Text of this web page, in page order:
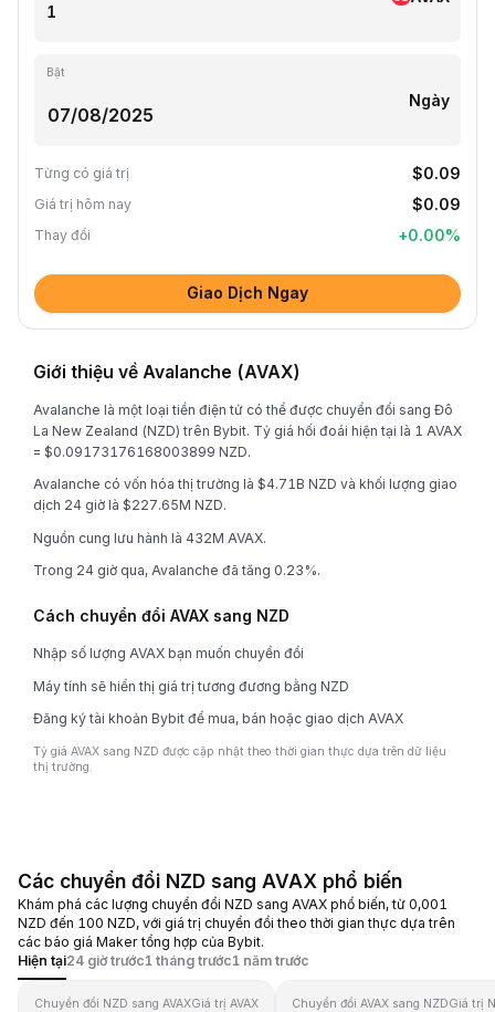
Bật
Ngày
Từng có giá trị $0.09
Giá trị hôm nay $0.09
Thay đổi +0.00%
Giao Dịch Ngay
Giới thiệu về Avalanche (AVAX)
Avalanche là một loại tiền điện tử có thể được chuyển đổi sang Đô
La New Zealand (NZD) trên Bybit. Tỷ giá hối đoái hiện tại là 1 AVAX
= $0.09173176168003899 NZD.
Avalanche có vốn hóa thị trường là $4.71B NZD và khối lượng giao
dịch 24 giờ là $227.65M NZD.
Nguồn cung lưu hành là 432M AVAX.
Trong 24 giờ qua, Avalanche đã tăng 0.23%.
Cách chuyển đổi AVAX sang NZD
Nhập số lượng AVAX bạn muốn chuyển đổi
Máy tính sẽ hiển thị giá trị tương đương bằng NZD
Đăng ký tài khoản Bybit để mua, bán hoặc giao dịch AVAX
Tỷ giá AVAX sang NZD được cập nhật theo thời gian thực dựa trên dữ liệu
thị trường.
Các chuyển đổi NZD sang AVAX phổ biến
Khám phá các lượng chuyển đổi NZD sang AVAX phổ biến, từ 0,001
NZD đến 100 NZD, với giá trị chuyển đổi theo thời gian thực dựa trên
các báo giá Maker tổng hợp của Bybit.
Hiện tại24 giờ trước1 tháng trước1 năm trước
Chuyển đổi NZD sang AVAXGiá trị AVAX Chuyển đổi AVAX sang NZDGiá trị